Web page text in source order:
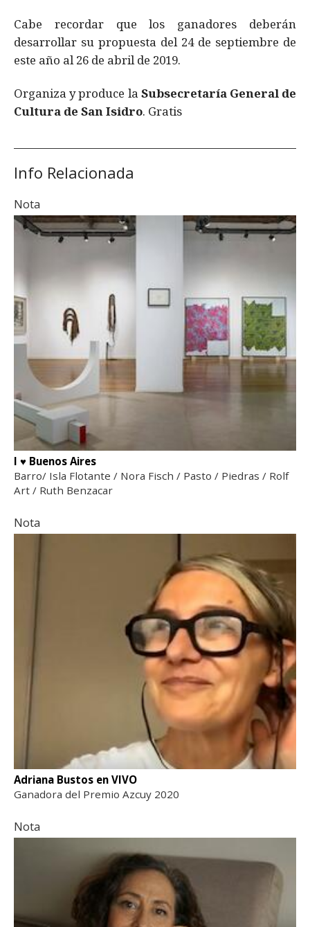
Cabe recordar que los ganadores deberán
desarrollar su propuesta del 24 de septiembre de
este año al 26 de abril de 2019.
Organiza y produce la Subsecretaría General de
Cultura de San Isidro. Gratis
Info Relacionada
Nota
I ♥ Buenos Aires
Barro/ Isla Flotante / Nora Fisch / Pasto / Piedras / Rolf
Art / Ruth Benzacar
Nota
Adriana Bustos en VIVO
Ganadora del Premio Azcuy 2020
Nota